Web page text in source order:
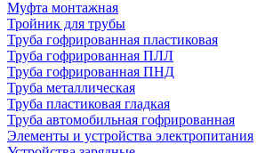
Муфта монтажная
Тройник для трубы
Труба гофрированная пластиковая
Труба гофрированная ПЛЛ
Труба гофрированная ПНД
Труба металлическая
Труба пластиковая гладкая
Труба автомобильная гофрированная
Элементы и устройства электропитания